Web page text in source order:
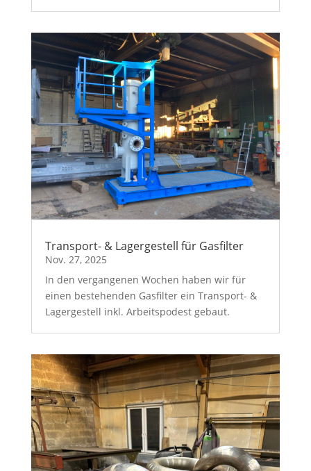
Transport- & Lagergestell für Gasfilter
Nov. 27, 2025
In den vergangenen Wochen haben wir für
einen bestehenden Gasfilter ein Transport- &
Lagergestell inkl. Arbeitspodest gebaut.